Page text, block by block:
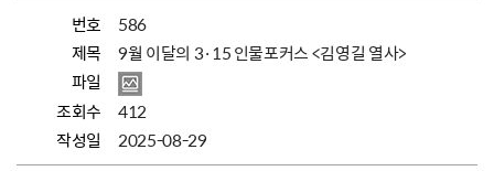
번호
586
제목
9월 이달의 3·15 인물포커스 <김영길 열사>
파일
조회수
412
작성일
2025-08-29